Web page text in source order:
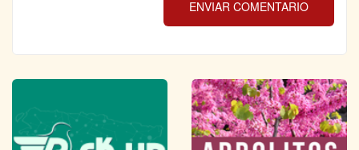
ENVIAR COMENTARIO